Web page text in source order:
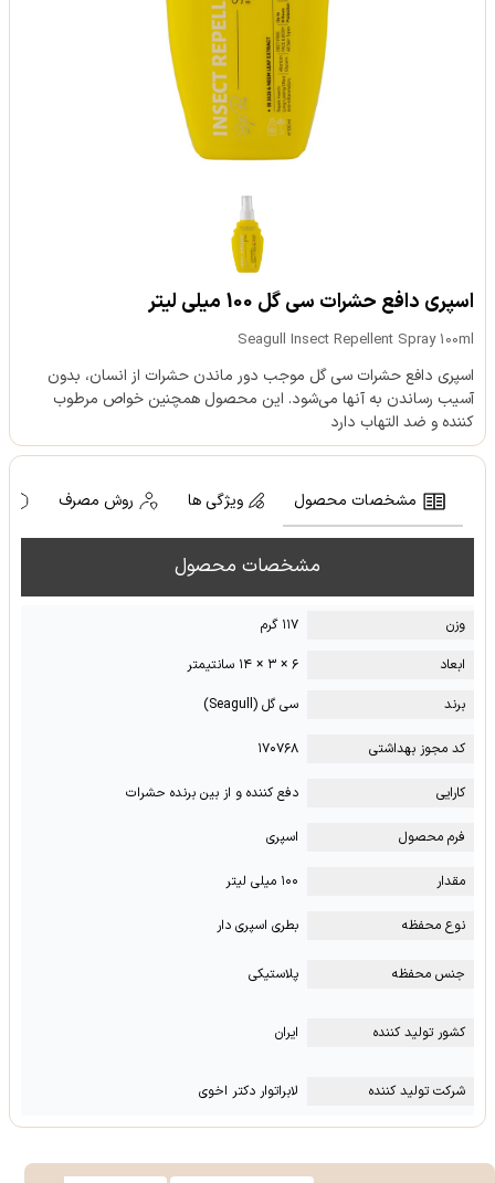
اسپری دافع حشرات سی گل 100 میلی لیتر
Seagull Insect Repellent Spray 100ml
اسپری دافع حشرات سی گل موجب دور ماندن حشرات از انسان، بدون
آسیب رساندن به آنها می‌شود. این محصول همچنین خواص مرطوب
کننده و ضد التهاب دارد
مشخصات محصول ویژگی ها روش مصرف
مشخصات محصول
وزن
۱۱۷ گرم
ابعاد
۶ × ۳ × ۱۴ سانتیمتر
برند
سی گل (Seagull)
کد مجوز بهداشتی ۱۷۰۷۶۸
کارایی دفع کننده و از بین برنده حشرات
فرم محصول اسپری
مقدار ۱۰۰ میلی لیتر
نوع محفظه بطری اسپری دار
جنس محفظه پلاستیکی
کشور تولید کننده ایران
شرکت تولید کننده لابراتوار دکتر اخوی